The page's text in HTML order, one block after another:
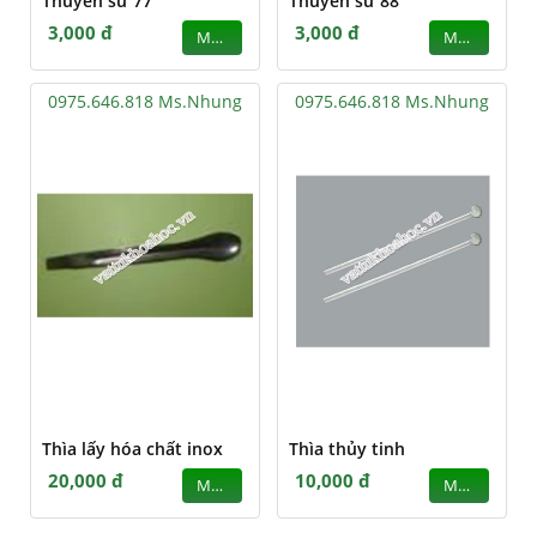
3,000 đ MUA 3,000 đ MUA
0975.646.818 Ms.Nhung
Thìa lấy hóa chất inox
20,000 đ MUA
0975.646.818 Ms.Nhung
Thìa thủy tinh
10,000 đ MUA